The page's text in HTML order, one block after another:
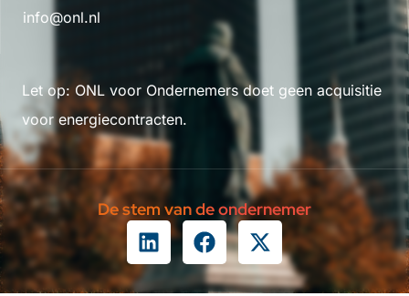
info@onl.nl
Let op: ONL voor Ondernemers doet geen acquisitie
voor energiecontracten.
De stem van de ondernemer